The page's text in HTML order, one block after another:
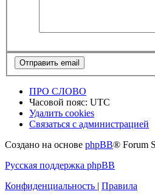
ПРО СЛОВО
Часовой пояс: UTC
Удалить cookies
Связаться с администрацией
Создано на основе phpBB® Forum
Русская поддержка phpBB
Конфиденциальность | Правила